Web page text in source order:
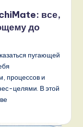
все,
до
пугающей
процессов и
целями. В этой